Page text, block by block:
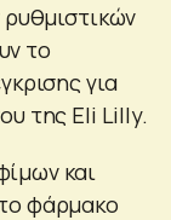
το
για
της Eli Lilly.
και
φάρμακο